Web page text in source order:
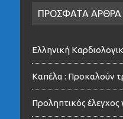
ΠΡΟΣΦΑΤΑ ΑΡΘΡΑ
Ελληνική
Καπέλα : Προκαλούν
Προληπτικός έλεγχος